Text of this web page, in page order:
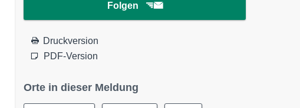
Folgen
Druckversion
PDF-Version
Orte in dieser Meldung